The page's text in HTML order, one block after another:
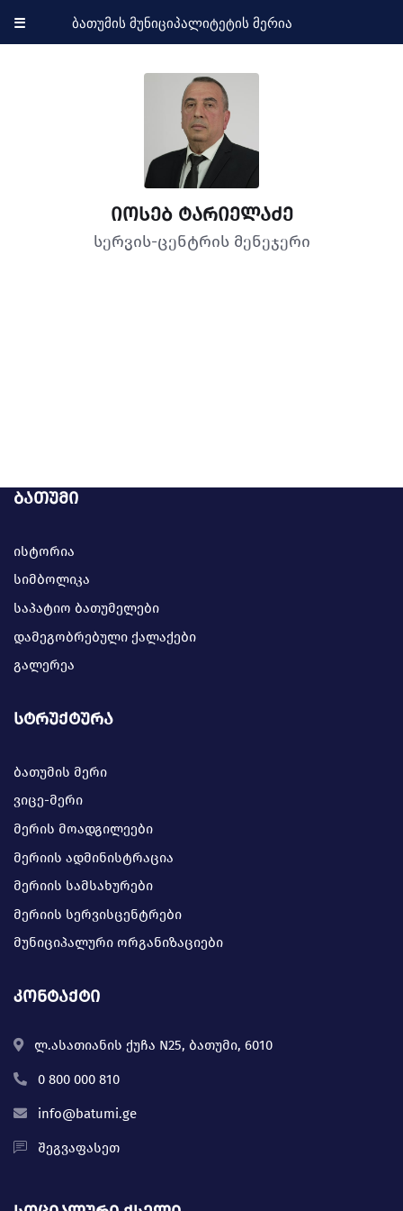
☰ ბათუმის მუნიციპალიტეტის მერია
იოსებ ტარიელაძე
სერვის-ცენტრის მენეჯერი
ბათუმი
ისტორია
სიმბოლიკა
საპატიო ბათუმელები
დამეგობრებული ქალაქები
გალერეა
სტრუქტურა
ბათუმის მერი
ვიცე-მერი
მერის მოადგილეები
მერიის ადმინისტრაცია
მერიის სამსახურები
მერიის სერვისცენტრები
მუნიციპალური ორგანიზაციები
კონტაქტი
ლ.ასათიანის ქუჩა N25, ბათუმი, 6010
0 800 000 810
info@batumi.ge
შეგვაფასეთ